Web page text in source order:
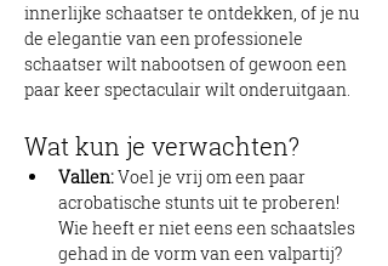
innerlijke schaatser te ontdekken, of je nu
de elegantie van een professionele
schaatser wilt nabootsen of gewoon een
paar keer spectaculair wilt onderuitgaan.
Wat kun je verwachten?
Vallen: Voel je vrij om een paar
acrobatische stunts uit te proberen!
Wie heeft er niet eens een schaatsles
gehad in de vorm van een valpartij?